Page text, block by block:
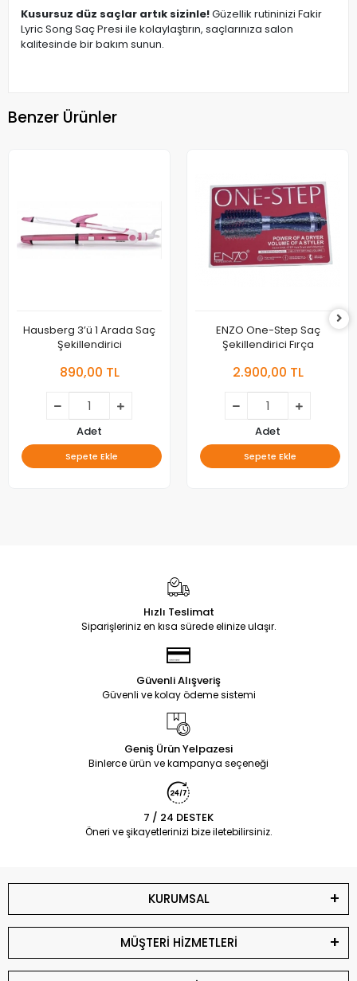
Kusursuz düz saçlar artık sizinle!Güzellik rutininizi Fakir
Lyric Song Saç Presi ile kolaylaştırın, saçlarınıza salon
kalitesinde bir bakım sunun.
Benzer Ürünler
Hausberg 3’ü 1 Arada Saç
Şekillendirici
890,00 TL
Adet
Sepete Ekle
ENZO One-Step Saç
Şekillendirici Fırça
2.900,00 TL
Adet
Sepete Ekle
Hızlı Teslimat
Siparişleriniz en kısa sürede elinize ulaşır.
Güvenli Alışveriş
Güvenli ve kolay ödeme sistemi
Geniş Ürün Yelpazesi
Binlerce ürün ve kampanya seçeneği
7 / 24 DESTEK
Öneri ve şikayetlerinizi bize iletebilirsiniz.
KURUMSAL
MÜŞTERİ HİZMETLERİ